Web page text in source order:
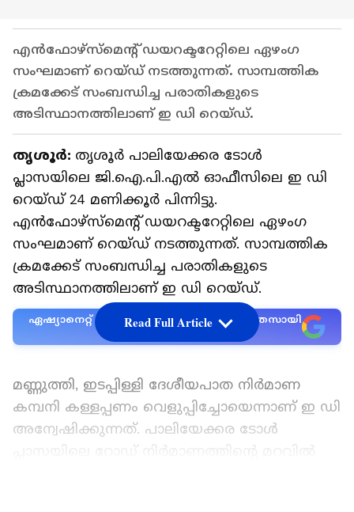
എൻഫോഴ്‌സ്‌മെന്റ് ഡയറക്ടറേറ്റിലെ ഏഴംഗ
സംഘമാണ് റെയ്ഡ് നടത്തുന്നത്. സാമ്പത്തിക
ക്രമക്കേട് സംബന്ധിച്ച പരാതികളുടെ
അടിസ്ഥാനത്തിലാണ് ഇ ഡി റെയ്ഡ്.
തൃശൂര്‍: തൃശൂർ പാലിയേക്കര ടോൾ
പ്ലാസയിലെ ജി.ഐ.പി.എൽ ഓഫീസിലെ ഇ ഡി
റെയ്ഡ് 24 മണിക്കൂർ പിന്നിട്ടു.
എൻഫോഴ്‌സ്‌മെന്റ് ഡയറക്ടറേറ്റിലെ ഏഴംഗ
സംഘമാണ് റെയ്ഡ് നടത്തുന്നത്. സാമ്പത്തിക
ക്രമക്കേട് സംബന്ധിച്ച പരാതികളുടെ
അടിസ്ഥാനത്തിലാണ് ഇ ഡി റെയ്ഡ്.
ഏഷ്യാനെറ്റ് ന്യൂസ് പ്രധാന വാർത്താ സ്രോതസായി
മണ്ണുത്തി, ഇടപ്പിള്ളി ദേശീയപാത നിർമാണ
കമ്പനി കള്ളപ്പണം വെളുപ്പിച്ചോയെന്നാണ് ഇ ഡി
അന്വേഷിക്കുന്നത്. പാലിയേക്കര ടോൾ
Read Full Article